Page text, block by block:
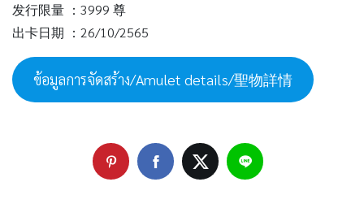
发行限量 ：3999 尊
出卡日期 ：26/10/2565
ข้อมูลการจัดสร้าง/Amulet details/聖物詳情